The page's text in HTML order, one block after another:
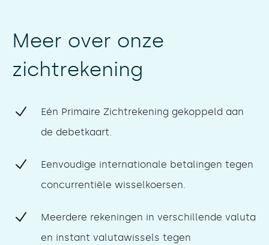
Meer over onze
zichtrekening
Eén Primaire Zichtrekening gekoppeld aan
de debetkaart.
Eenvoudige internationale betalingen tegen
concurrentiële wisselkoersen.
Meerdere rekeningen in verschillende valuta
en instant valutawissels tegen